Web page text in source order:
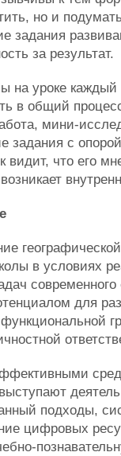
но и
задания
за результат.
на уроке
в общий
мини-
задания с
видит, что его
возникает
в условиях
для
подходы,
цифровых